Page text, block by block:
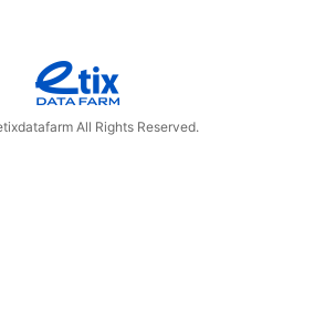
All Rights Reserved.